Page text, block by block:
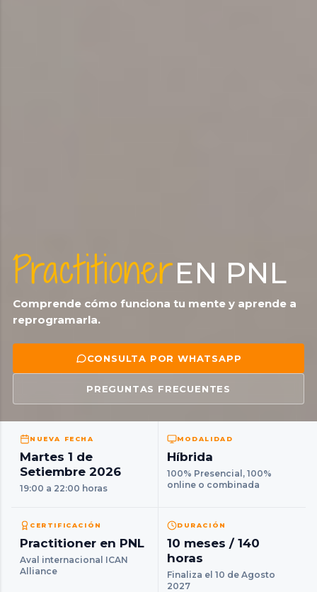
PractitionerEN PNL
Comprende cómo funciona tu mente y aprende a
reprogramarla.
CONSULTA POR WHATSAPP
PREGUNTAS FRECUENTES
NUEVA FECHA
Martes 1 de
Setiembre 2026
19:00 a 22:00 horas
MODALIDAD
Híbrida
100% Presencial, 100%
online o combinada
CERTIFICACIÓN
Practitioner en PNL
Aval internacional ICAN
Alliance
DURACIÓN
10 meses / 140
horas
Finaliza el 10 de Agosto
2027